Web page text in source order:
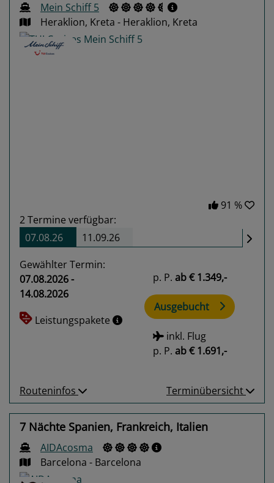
Mein Schiff 5
Heraklion, Kreta - Heraklion, Kreta
91 %
2Termine verfügbar:
07.08.26
11.09.26
Gewählter Termin:
07.08.2026 -
14.08.2026
Leistungspakete
p. P. ab€ 1.349,-
Ausgebucht
inkl. Flug
p. P. ab€ 1.691,-
Routeninfos Terminübersicht
7 Nächte Spanien, Frankreich, Italien
AIDAcosma
Barcelona - Barcelona